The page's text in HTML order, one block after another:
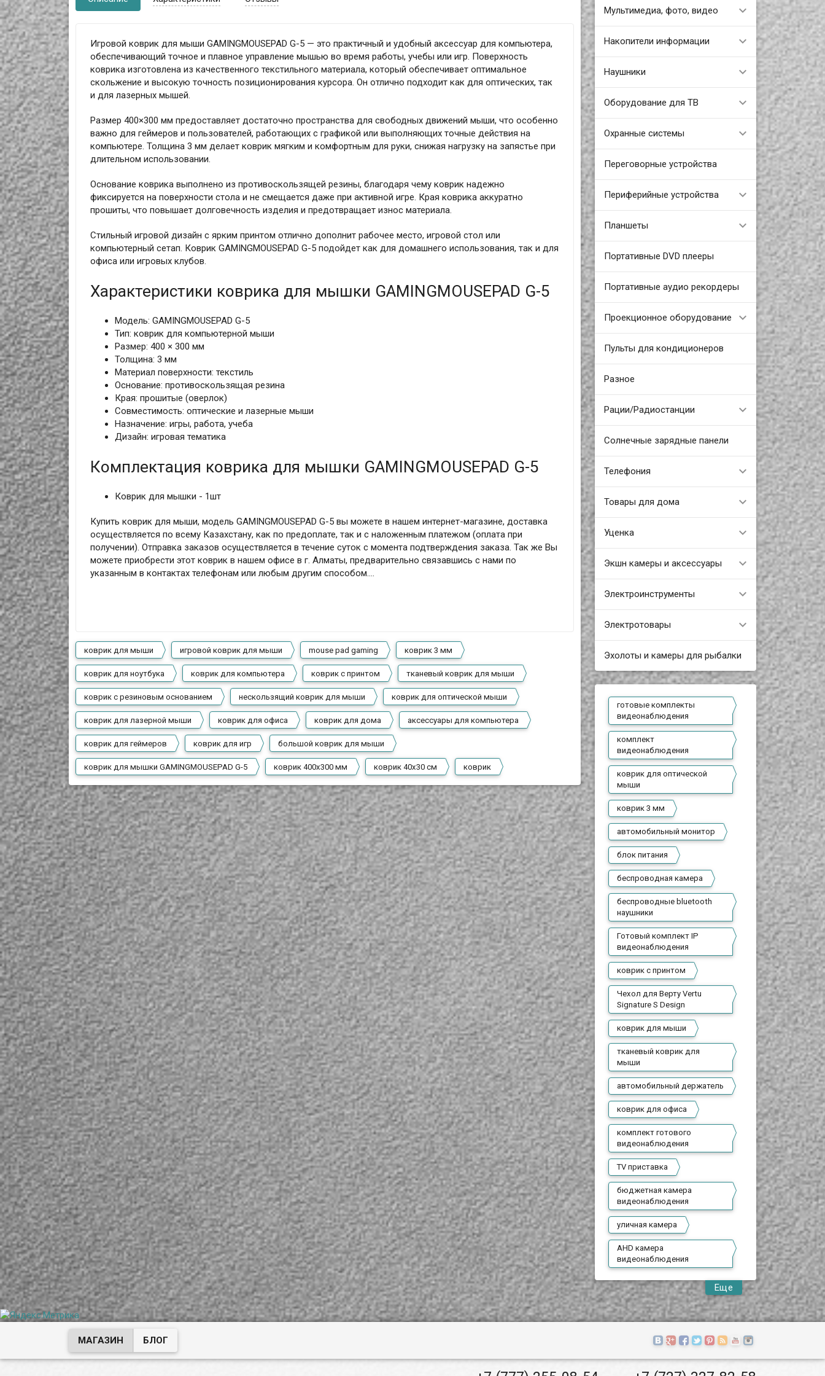
Мультимедиа, фото, видео
Накопители информации
Наушники
Оборудование для ТВ
Охранные системы
Переговорные устройства
Периферийные устройства
Планшеты
Портативные DVD плееры
Портативные аудио рекордеры
Проекционное оборудование
Пульты для кондиционеров
Разное
Рации/Радиостанции
Солнечные зарядные панели
Телефония
Товары для дома
Уценка
Экшн камеры и аксессуары
Электроинструменты
Электротовары
Эхолоты и камеры для рыбалки
готовые комплекты
видеонаблюдения
комплект
видеонаблюдения
коврик для оптической
мыши
коврик 3 мм
автомобильный монитор
блок питания
беспроводная камера
беспроводные bluetooth
наушники
Готовый комплект IP
видеонаблюдения
коврик с принтом
Чехол для Верту Vertu
Signature S Design
коврик для мыши
тканевый коврик для
мыши
автомобильный держатель
коврик для офиса
комплект готового
видеонаблюдения
TV приставка
бюджетная камера
видеонаблюдения
уличная камера
AHD камера
видеонаблюдения
Еще
Игровой коврик для мыши GAMINGMOUSEPAD G-5 — это практичный и удобный аксессуар для компьютера,
обеспечивающий точное и плавное управление мышью во время работы, учебы или игр. Поверхность
коврика изготовлена из качественного текстильного материала, который обеспечивает оптимальное
скольжение и высокую точность позиционирования курсора. Он отлично подходит как для оптических, так
и для лазерных мышей.
Размер 400×300 мм предоставляет достаточно пространства для свободных движений мыши, что особенно
важно для геймеров и пользователей, работающих с графикой или выполняющих точные действия на
компьютере. Толщина 3 мм делает коврик мягким и комфортным для руки, снижая нагрузку на запястье при
длительном использовании.
Основание коврика выполнено из противоскользящей резины, благодаря чему коврик надежно
фиксируется на поверхности стола и не смещается даже при активной игре. Края коврика аккуратно
прошиты, что повышает долговечность изделия и предотвращает износ материала.
Стильный игровой дизайн с ярким принтом отлично дополнит рабочее место, игровой стол или
компьютерный сетап. Коврик GAMINGMOUSEPAD G-5 подойдет как для домашнего использования, так и для
офиса или игровых клубов.
Характеристики коврика для мышки GAMINGMOUSEPAD G-5
Модель: GAMINGMOUSEPAD G-5
Тип: коврик для компьютерной мыши
Размер: 400 × 300 мм
Толщина: 3 мм
Материал поверхности: текстиль
Основание: противоскользящая резина
Края: прошитые (оверлок)
Совместимость: оптические и лазерные мыши
Назначение: игры, работа, учеба
Дизайн: игровая тематика
Комплектация коврика для мышки GAMINGMOUSEPAD G-5
Коврик для мышки - 1шт
Купить коврик для мыши, модель GAMINGMOUSEPAD G-5 вы можете в нашем интернет-магазине, доставка
осуществляется по всему Казахстану, как по предоплате, так и с наложенным платежом (оплата при
получении). Отправка заказов осуществляется в течение суток с момента подтверждения заказа. Так же Вы
можете приобрести этот коврик в нашем офисе в г. Алматы, предварительно связавшись с нами по
указанным в контактах телефонам или любым другим способом….
коврик для мыши игровой коврик для мыши mouse pad gaming коврик 3 мм
коврик для ноутбука коврик для компьютера коврик с принтом тканевый коврик для мыши
коврик с резиновым основанием нескользящий коврик для мыши коврик для оптической мыши
коврик для лазерной мыши коврик для офиса коврик для дома аксессуары для компьютера
коврик для геймеров коврик для игр большой коврик для мыши
коврик для мышки GAMINGMOUSEPAD G-5 коврик 400x300 мм коврик 40x30 см коврик
МАГАЗИН БЛОГ